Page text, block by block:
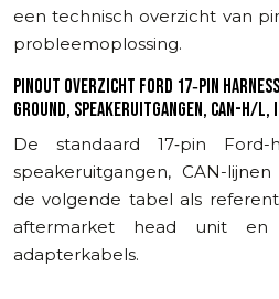
een technisch overzicht van
probleemoplossing.
PINOUT OVERZICHT FORD 17‑PIN
GROUND, SPEAKERUITGANGEN, CAN-H/L,
De standaard 17‑pin Ford-
speakeruitgangen, CAN-
de volgende tabel als
aftermarket head unit
adapterkabels.